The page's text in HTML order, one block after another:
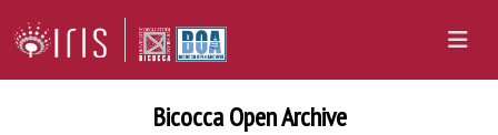
Bicocca Open Archive